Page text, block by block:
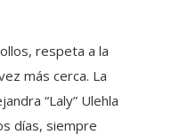
respeta a la
más cerca. La
“Laly” Ulehla
días, siempre